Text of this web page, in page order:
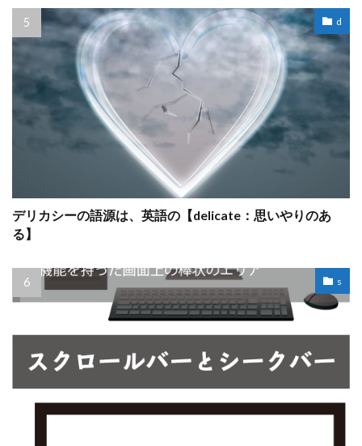
d
デリカシーの語源は、英語の【delicate：思いやりのあ
る】
s